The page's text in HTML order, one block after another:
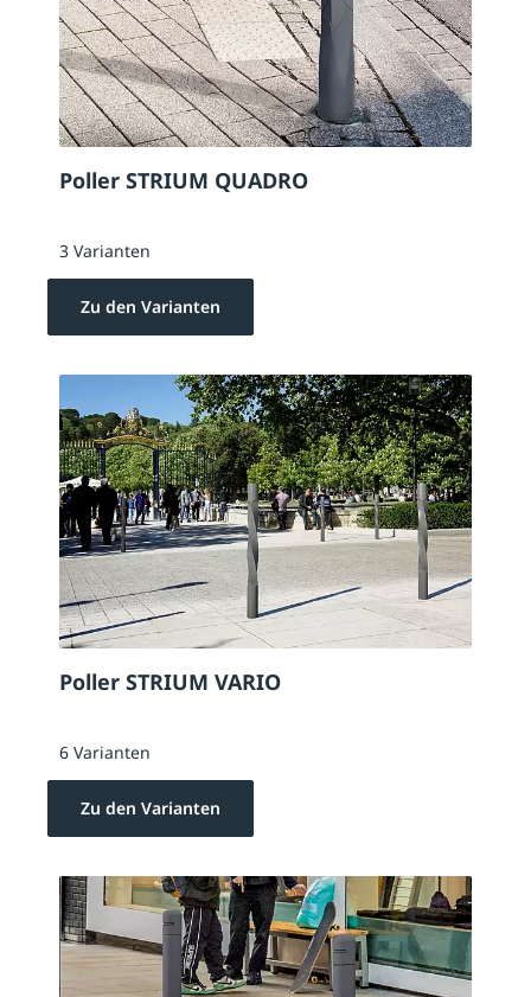
Poller STRIUM QUADRO
3 Varianten
Zu den Varianten
Poller STRIUM VARIO
6 Varianten
Zu den Varianten